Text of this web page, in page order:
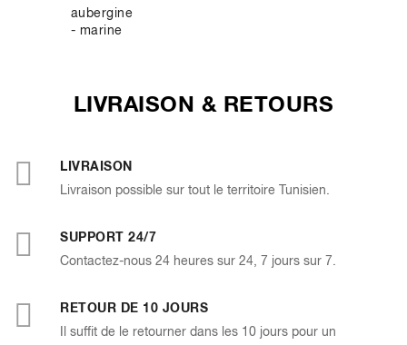
aubergine
- marine
LIVRAISON & RETOURS
LIVRAISON
Livraison possible sur tout le territoire Tunisien.
SUPPORT 24/7
Contactez-nous 24 heures sur 24, 7 jours sur 7.
RETOUR DE 10 JOURS
Il suffit de le retourner dans les 10 jours pour un